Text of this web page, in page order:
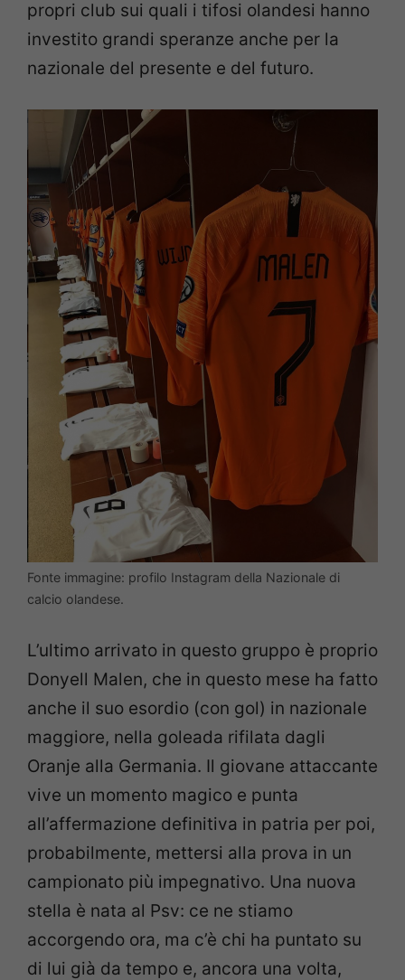
propri club sui quali i tifosi olandesi hanno
investito grandi speranze anche per la
nazionale del presente e del futuro.
Fonte immagine: profilo Instagram della Nazionale di
calcio olandese.
L’ultimo arrivato in questo gruppo è proprio
Donyell Malen, che in questo mese ha fatto
anche il suo esordio (con gol) in nazionale
maggiore, nella goleada rifilata dagli
Oranje alla Germania. Il giovane attaccante
vive un momento magico e punta
all’affermazione definitiva in patria per poi,
probabilmente, mettersi alla prova in un
campionato più impegnativo. Una nuova
stella è nata al Psv: ce ne stiamo
accorgendo ora, ma c’è chi ha puntato su
di lui già da tempo e, ancora una volta,